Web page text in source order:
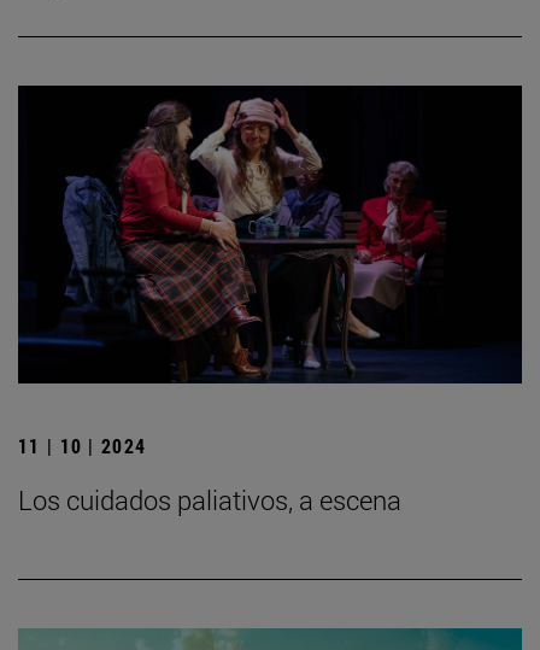
11 | 10 | 2024
Los cuidados paliativos, a escena